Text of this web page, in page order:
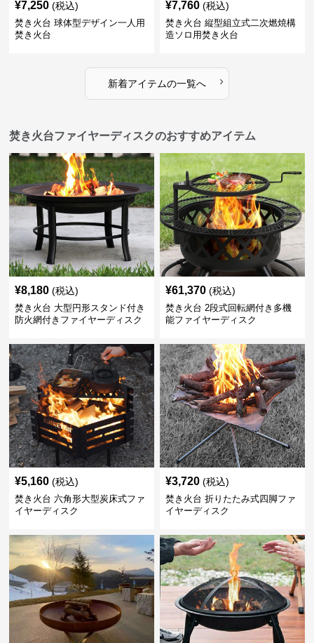
¥7,250 (税込)
焚き火台 球体型デザイン一人用
焚き火台
¥7,760 (税込)
焚き火台 縦型組立式二次燃焼構
造ソロ用焚き火台
新着アイテムの一覧へ ›
焚き火台ファイヤーディスクのおすすめアイテム
¥8,180 (税込)
焚き火台 大型円形スタンド付き
防火網付きファイヤーディスク
¥61,370 (税込)
焚き火台 2段式回転網付き多機
能ファイヤーディスク
¥5,160 (税込)
焚き火台 六角形大型炭床式ファ
イヤーディスク
¥3,720 (税込)
焚き火台 折りたたみ式四脚ファ
イヤーディスク